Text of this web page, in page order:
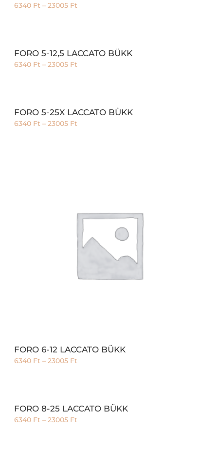
6340 Ft – 23005 Ft
FORO 5-12,5 LACCATO BÜKK
6340 Ft – 23005 Ft
FORO 5-25X LACCATO BÜKK
6340 Ft – 23005 Ft
FORO 6-12 LACCATO BÜKK
6340 Ft – 23005 Ft
FORO 8-25 LACCATO BÜKK
6340 Ft – 23005 Ft